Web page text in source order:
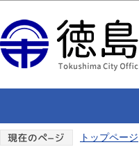
トップページ